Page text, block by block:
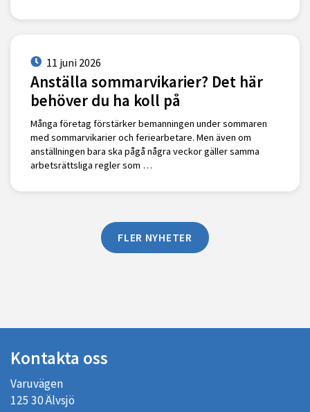
11 juni 2026
Anställa sommarvikarier? Det här
behöver du ha koll på
Många företag förstärker bemanningen under sommaren
med sommarvikarier och feriearbetare. Men även om
anställningen bara ska pågå några veckor gäller samma
arbetsrättsliga regler som …
FLER NYHETER
Kontakta oss
Varuvägen
125 30 Älvsjö